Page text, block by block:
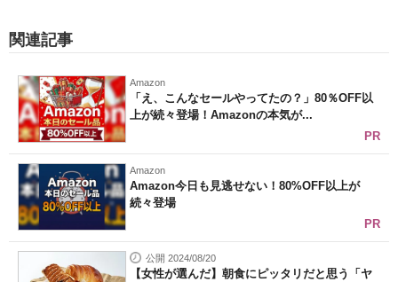
関連記事
Amazon
「え、こんなセールやってたの？」80％OFF以
上が続々登場！Amazonの本気が...
PR
Amazon
Amazon今日も見逃せない！80%OFF以上が
続々登場
PR
公開 2024/08/20
【女性が選んだ】朝食にピッタリだと思う「ヤ